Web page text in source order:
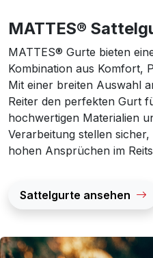
MATTES®
MATTES® Gurte bieten
Kombination aus Komfort,
Mit einer breiten Auswahl
Reiter den perfekten Gurt
hochwertigen Materialien
Verarbeitung stellen
hohen Ansprüchen im
Sattelgurte ansehen